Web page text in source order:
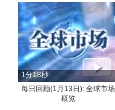
1分18秒
每日回顾(1月13日): 全球市场
概览